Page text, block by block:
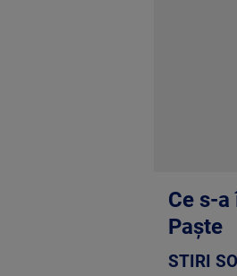
Ce s-
Paște
STIRI